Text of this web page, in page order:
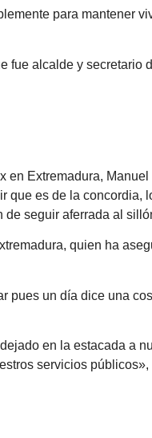
para mantener
fue alcalde y secretario
en Extremadura,
que es de la concordia,
seguir aferrada al
quien ha
pues un día dice una
en la estacada a
servicios públicos»,